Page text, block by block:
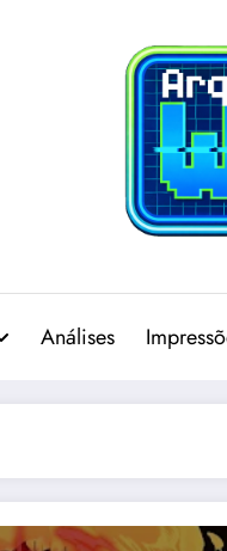
Análises